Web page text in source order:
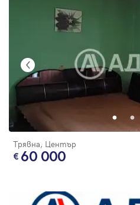
Трявна, Център
60 000